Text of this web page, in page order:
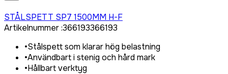
STÅLSPETT SP7 1500MM H-F
Artikelnummer:366193366193
•Stålspett som klarar hög belastning
•Användbart i stenig och hård mark
•Hållbart verktyg